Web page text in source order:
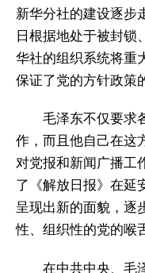
新华分社的建设逐步
日根据地处于被封锁
华社的组织系统将重
保证了党的方针政策
毛泽东不仅要求
作，而且他自己在这
对党报和新闻广播工
了《解放日报》在延
呈现出新的面貌，逐
性、组织性的党的喉
在中共中央、毛